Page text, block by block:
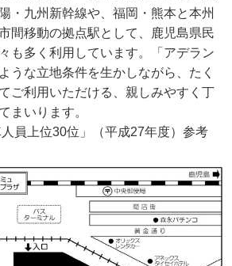
・九州新幹線や、福岡・熊本と本州
間移動の拠点駅として、鹿児島県民
も多く利用しています。「アデラン
うな立地条件を生かしながら、たく
ご利用いただける、親しみやすく丁
まいります。
員上位30位」（平成27年度）参考